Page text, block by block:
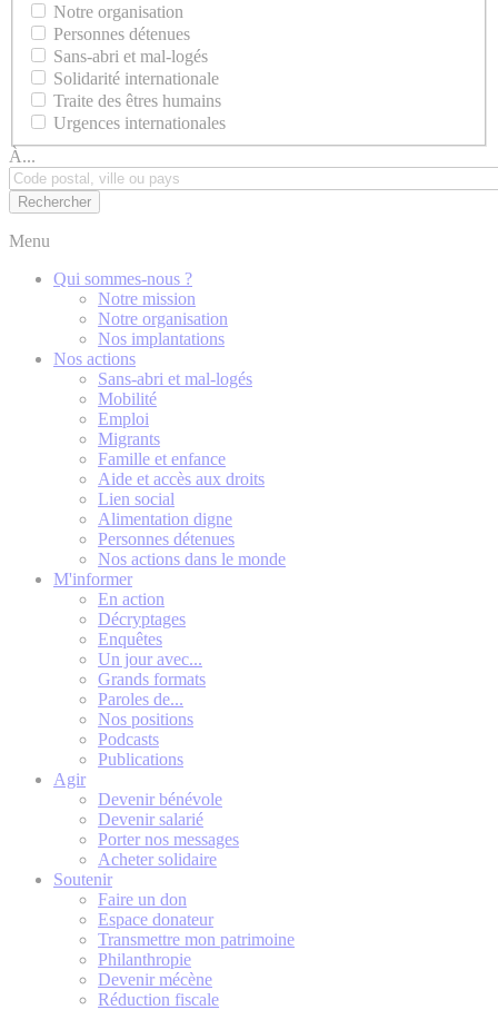
Notre organisation
Personnes détenues
Sans-abri et mal-logés
Solidarité internationale
Traite des êtres humains
Urgences internationales
À...
Menu
Qui sommes-nous ?
Notre mission
Notre organisation
Nos implantations
Nos actions
Sans-abri et mal-logés
Mobilité
Emploi
Migrants
Famille et enfance
Aide et accès aux droits
Lien social
Alimentation digne
Personnes détenues
Nos actions dans le monde
M'informer
En action
Décryptages
Enquêtes
Un jour avec...
Grands formats
Paroles de...
Nos positions
Podcasts
Publications
Agir
Devenir bénévole
Devenir salarié
Porter nos messages
Acheter solidaire
Soutenir
Faire un don
Espace donateur
Transmettre mon patrimoine
Philanthropie
Devenir mécène
Réduction fiscale